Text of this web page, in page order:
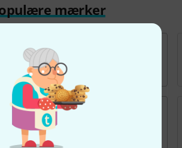
mærker